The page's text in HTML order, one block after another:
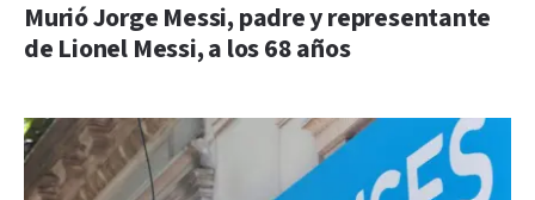
Murió Jorge Messi, padre y representante
de Lionel Messi, a los 68 años